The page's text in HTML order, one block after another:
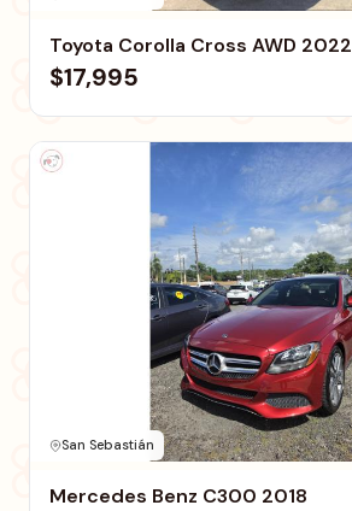
Toyota Corolla Cross AWD 2022
$17,995
San Sebastián
Mercedes Benz C300 2018